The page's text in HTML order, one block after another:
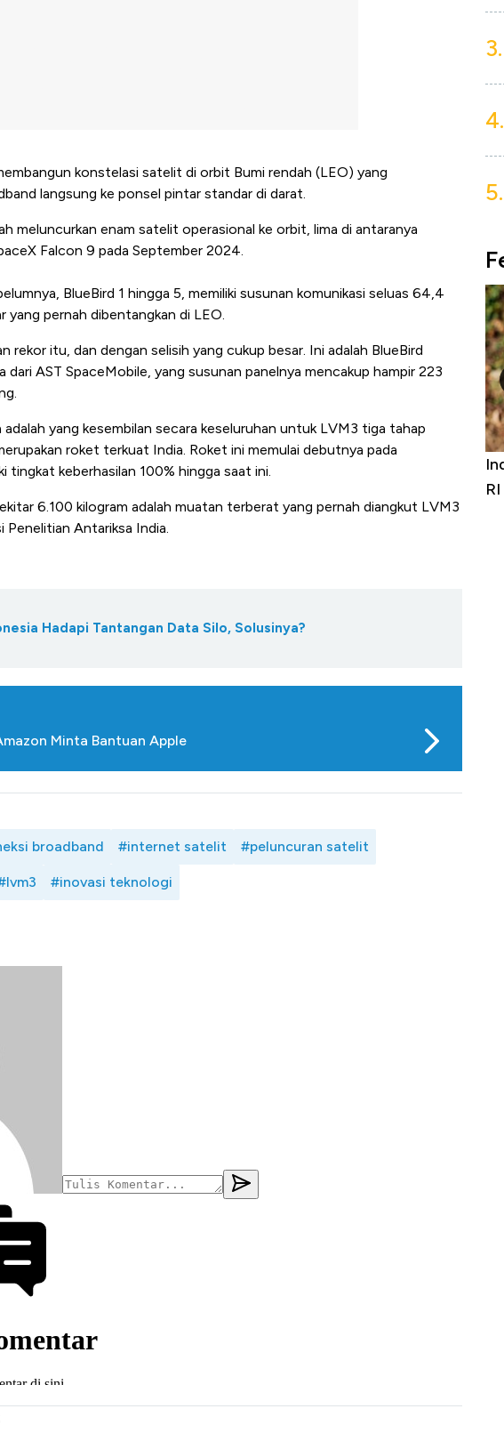
konstelasi satelit di orbit Bumi rendah (LEO) yang
langsung ke ponsel pintar standar di darat.
meluncurkan enam satelit operasional ke orbit, lima di antaranya
Falcon 9 pada September 2024.
BlueBird 1 hingga 5, memiliki susunan komunikasi seluas 64,4
yang pernah dibentangkan di LEO.
rekor itu, dan dengan selisih yang cukup besar. Ini adalah BlueBird
dari AST SpaceMobile, yang susunan panelnya mencakup hampir 223
adalah yang kesembilan secara keseluruhan untuk LVM3 tiga tahap
roket terkuat India. Roket ini memulai debutnya pada
tingkat keberhasilan 100% hingga saat ini.
6.100 kilogram adalah muatan terberat yang pernah diangkut LVM3
Penelitian Antariksa India.
Hadapi Tantangan Data Silo, Solusinya?
Minta Bantuan Apple
broadband #internet satelit #peluncuran satelit
#inovasi teknologi
3.
4.
5.
Bangkit dari Kubur! Bisnis Furniture &
RI